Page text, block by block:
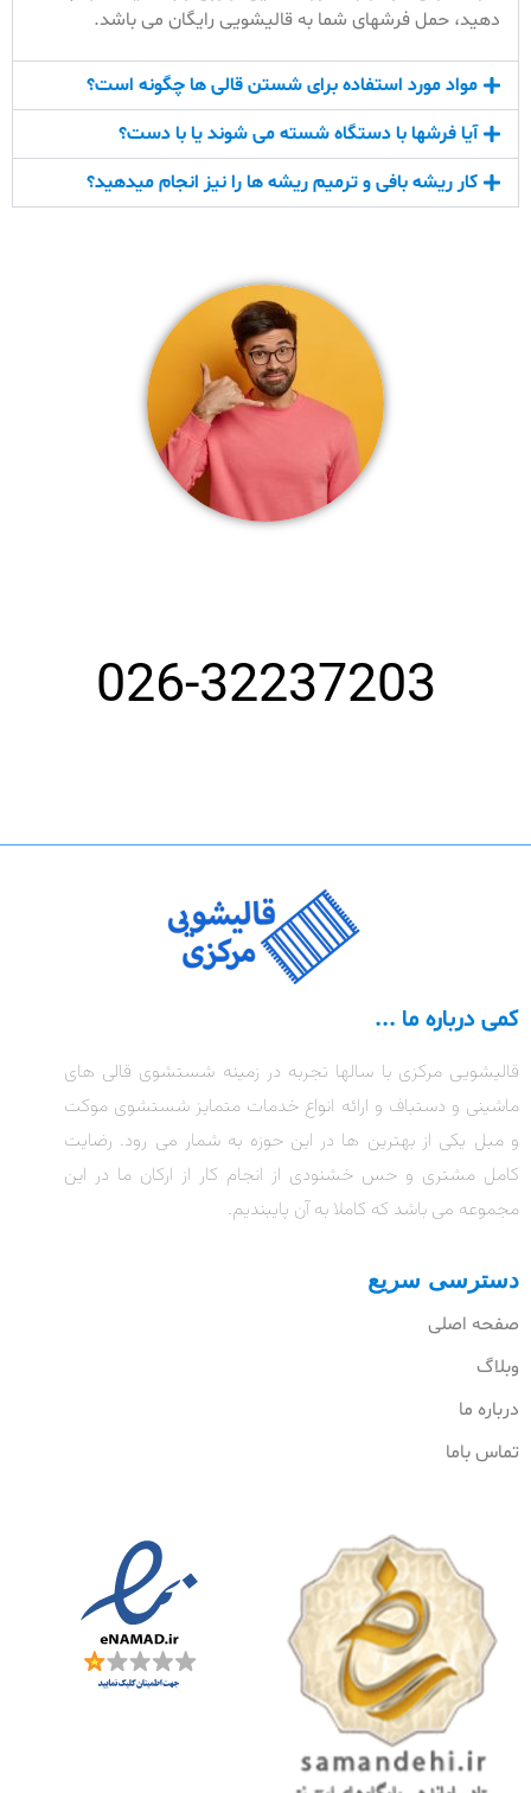
دهید، حمل فرشهای شما به قالیشویی رایگان می باشد.
مواد مورد استفاده برای شستن قالی ها چگونه است؟
آیا فرشها با دستگاه شسته می شوند یا با دست؟
کار ریشه بافی و ترمیم ریشه ها را نیز انجام میدهید؟
026-32237203
کمی درباره ما ...
قالیشویی مرکزی با سالها تجربه در زمینه شستشوی قالی های
ماشینی و دستباف و ارائه انواع خدمات متمایز شستشوی موکت
و مبل یکی از بهترین ها در این حوزه به شمار می رود. رضایت
کامل مشتری و حس خشنودی از انجام کار از ارکان ما در این
مجموعه می باشد که کاملا به آن پایبندیم.
دسترسی سریع
صفحه اصلی
وبلاگ
درباره ما
تماس باما